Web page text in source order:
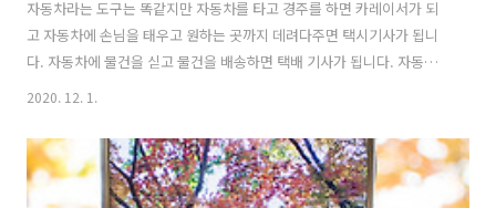
자동차라는 도구는 똑같지만 자동차를 타고 경주를 하면 카레이서가 되
고 자동차에 손님을 태우고 원하는 곳까지 데려다주면 택시기사가 됩니
다. 자동차에 물건을 싣고 물건을 배송하면 택배 기사가 됩니다. 자동차
라는 도구는 동일하지만 그걸 어떻게 활용하느냐에 따라서 직업은 다 달
의 도구로 활용하면 예술 사진이 되는 것이고 사진을 어떤 사건, 사고나
사실을 증명하는 도구로 활용하면 보도 사진, 기록 사진, 다큐멘터리 사
진이 됩니다. 사진이라는 도구만 같을 뿐 예술 사진과 보도/다큐 사진 문
2020. 12. 1.